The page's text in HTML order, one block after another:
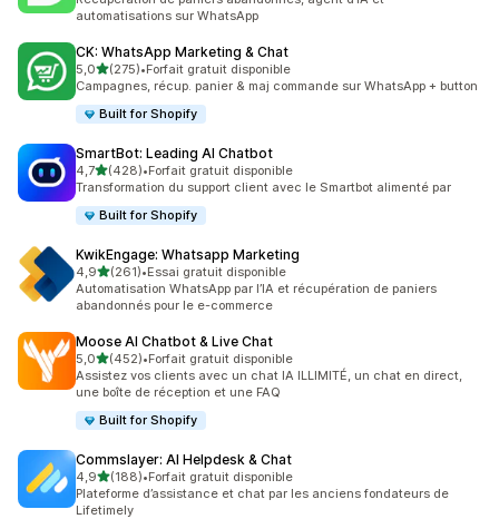
automatisations sur WhatsApp
CK: WhatsApp Marketing & Chat
5,0étoile(s) sur 5
(275)
275 avis au total
•Forfait gratuit disponible
Campagnes, récup. panier & maj commande sur WhatsApp + button
Built for Shopify
SmartBot: Leading AI Chatbot
4,7étoile(s) sur 5
(428)
428 avis au total
•Forfait gratuit disponible
Transformation du support client avec le Smartbot alimenté par
Built for Shopify
KwikEngage: Whatsapp Marketing
4,9étoile(s) sur 5
(261)
261 avis au total
•Essai gratuit disponible
Automatisation WhatsApp par l’IA et récupération de paniers
abandonnés pour le e-commerce
Moose AI Chatbot & Live Chat
5,0étoile(s) sur 5
(452)
452 avis au total
•Forfait gratuit disponible
Assistez vos clients avec un chat IA ILLIMITÉ, un chat en direct,
une boîte de réception et une FAQ
Built for Shopify
Commslayer: AI Helpdesk & Chat
4,9étoile(s) sur 5
(188)
188 avis au total
•Forfait gratuit disponible
Plateforme d’assistance et chat par les anciens fondateurs de
Lifetimely